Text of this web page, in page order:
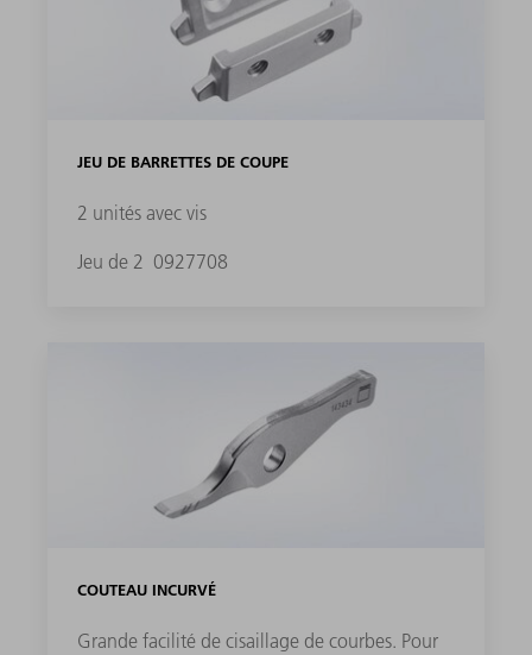
JEU DE BARRETTES DE COUPE
2 unités avec vis
Jeu de 2 0927708
COUTEAU INCURVÉ
Grande facilité de cisaillage de courbes. Pour